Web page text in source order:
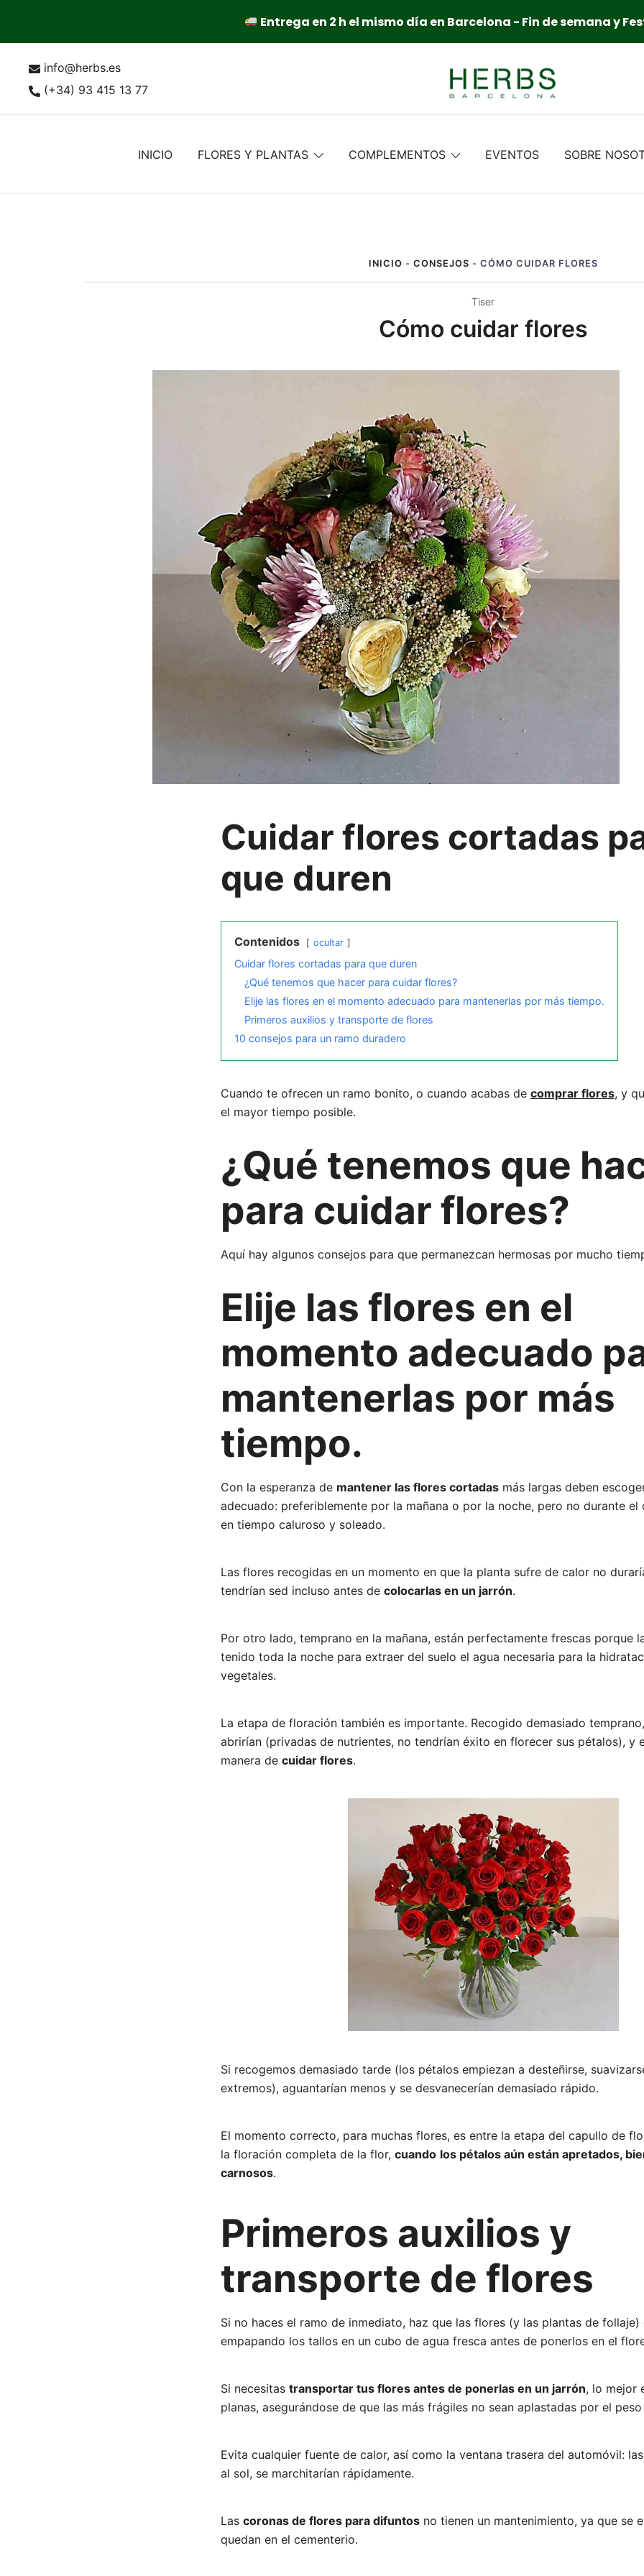
contenido
info@herbs.es
(+34) 93 415 13 77
INICIO FLORES Y PLANTAS COMPLEMENTOS EVENTOS SOBRE
INICIO - CONSEJOS - CÓMO CUIDAR FLORES
Tiser
Cómo cuidar flores
Cuidar flores cortadas
que duren
Contenidos ocultar
Cuidar flores cortadas para que duren
¿Qué tenemos que hacer para cuidar flores?
Elije las flores en el momento adecuado para mantenerlas por más tiempo.
Primeros auxilios y transporte de flores
10 consejos para un ramo duradero
Cuando te ofrecen un ramo bonito, o cuando acabas de comprar flores, y
el mayor tiempo posible.
¿Qué tenemos que
para cuidar flores?
Aquí hay algunos consejos para que permanezcan hermosas por mucho
Elije las flores en el
momento adecuado
mantenerlas por más
tiempo.
Con la esperanza de mantener las flores cortadas más largas deben
adecuado: preferiblemente por la mañana o por la noche, pero no durante el
en tiempo caluroso y soleado.
Las flores recogidas en un momento en que la planta sufre de calor no
tendrían sed incluso antes de colocarlas en un jarrón.
Por otro lado, temprano en la mañana, están perfectamente frescas porque
tenido toda la noche para extraer del suelo el agua necesaria para la
vegetales.
La etapa de floración también es importante. Recogido demasiado
abrirían (privadas de nutrientes, no tendrían éxito en florecer sus pétalos), y
manera de cuidar flores.
Si recogemos demasiado tarde (los pétalos empiezan a desteñirse,
extremos), aguantarían menos y se desvanecerían demasiado rápido.
El momento correcto, para muchas flores, es entre la etapa del capullo de
la floración completa de la flor, cuando los pétalos aún están apretados,
carnosos.
Primeros auxilios y
transporte de flores
Si no haces el ramo de inmediato, haz que las flores (y las plantas de follaje)
empapando los tallos en un cubo de agua fresca antes de ponerlos en el
Si necesitas transportar tus flores antes de ponerlas en un jarrón, lo mejor
planas, asegurándose de que las más frágiles no sean aplastadas por el
Evita cualquier fuente de calor, así como la ventana trasera del automóvil:
al sol, se marchitarían rápidamente.
Las coronas de flores para difuntos no tienen un mantenimiento, ya que se
quedan en el cementerio.
Entrega en 2 h el mismo día en Barcelona - Fin de semana y